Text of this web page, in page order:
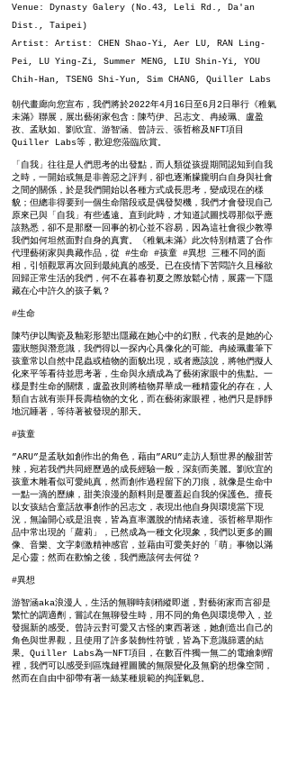
Venue: Dynasty Galery (No.43, Leli Rd., Da'an
Dist., Taipei)
Artist: Artist: CHEN Shao-Yi, Aer LU, RAN Ling-
Pei, LU Ying-Zi, Summer MENG, LIU Shin-Yi, YOU
Chih-Han, TSENG Shi-Yun, Sim CHANG, Quiller Labs
朝代畫廊向您宣布，我們將於2022年4月16日至6月2日舉行《稚氣
未滿》聯展，展出藝術家包含：陳芍伊、呂志文、冉綾珮、盧盈
孜、孟耿如、劉欣宜、游智涵、曾詩云、張哲榕及NFT項目
Quiller Labs等，歡迎您蒞臨欣賞。
「自我」往往是人們思考的出發點，而人類從孩提期間認知到自我
之時，一開始或無是非善惡之評判，卻也逐漸朦朧明白自身與社會
之間的關係，於是我們開始以各種方式成長思考，變成現在的樣
貌；但總非得要到一個生命階段或是偶發契機，我們才會發現自己
原來已與「自我」有些遙遠。直到此時，才知道試圖找尋那似乎應
該熟悉，卻不是那麼一回事的初心並不容易，因為這社會很少教導
我們如何坦然面對自身的真實。《稚氣未滿》此次特別精選了合作
代理藝術家與典藏作品，從 #生命 #孩童 #異想 三種不同的面
相，引領觀眾再次回到最純真的感受。已在疫情下苦悶許久且極欲
回歸正常生活的我們，何不在暮春初夏之際放鬆心情，展露一下隱
藏在心中許久的孩子氣？
#生命
陳芍伊以陶瓷及釉彩形塑出隱藏在她心中的幻獸，代表的是她的心
靈狀態與潛意識，我們得以一探內心具像化的可能。冉綾珮畫筆下
孩童常以自然中昆蟲或植物的面貌出現，或者應該說，將牠們擬人
化來平等看待並思考著，生命與永續成為了藝術家眼中的焦點。一
樣是對生命的關懷，盧盈孜則將植物昇華成一種精靈化的存在，人
類自古就有崇拜長壽植物的文化，而在藝術家眼裡，祂們只是靜靜
地沉睡著，等待著被發現的那天。
#孩童
”ARU”是孟耿如創作出的角色，藉由”ARU”走訪人類世界的酸甜苦
辣，宛若我們共同經歷過的成長經驗一般，深刻而美麗。劉欣宜的
孩童木雕看似可愛純真，然而創作過程留下的刀痕，就像是生命中
一點一滴的歷練，甜美浪漫的顏料則是覆蓋起自我的保護色。擅長
以女孩結合童話故事創作的呂志文，表現出他自身與環境當下現
況，無論開心或是沮喪，皆為直率灑脫的情緒表達。張哲榕早期作
品中常出現的「蘿莉」，已然成為一種文化現象，我們以更多的圖
像、音樂、文字刺激精神感官，並藉由可愛美好的「萌」事物以滿
足心靈；然而在歡愉之後，我們應該何去何從？
#異想
游智涵aka浪漫人，生活的無聊時刻稍縱即逝，對藝術家而言卻是
繁忙的調適劑，嘗試在無聊發生時，用不同的角色與環境帶入，並
發掘新的感受。曾詩云對可愛又古怪的東西著迷，她創造出自己的
角色與世界觀，且使用了許多裝飾性符號，皆為下意識篩選的結
果。Quiller Labs為一NFT項目，在數百件獨一無二的電繪刺蝟
裡，我們可以感受到區塊鏈裡圖騰的無限變化及無窮的想像空間，
然而在自由中卻帶有著一絲某種規範的拘謹氣息。